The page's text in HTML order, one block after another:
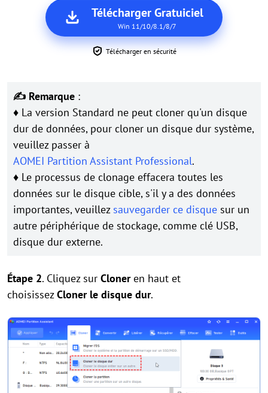
Télécharger Gratuiciel
Win 11/10/8.1/8/7
Télécharger en sécurité
✍ Remarque :
♦ La version Standard ne peut cloner qu'un disque
dur de données, pour cloner un disque dur système,
veuillez passer à
AOMEI Partition Assistant Professional.
♦ Le processus de clonage effacera toutes les
données sur le disque cible, s'il y a des données
importantes, veuillez sauvegarder ce disque sur un
autre périphérique de stockage, comme clé USB,
disque dur externe.
Étape 2. Cliquez sur Cloneren haut et
choisissezCloner le disque dur.